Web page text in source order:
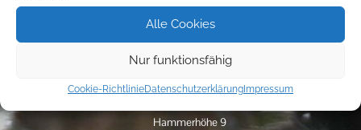
Alle Cookies
Nur funktionsfähig
Cookie-RichtlinieDatenschutzerklärungImpressum
Die nächsten 5 Veranstaltungen
Keine Veranstaltungen
Hundeschule Terzyk
Hammerhöhe 9